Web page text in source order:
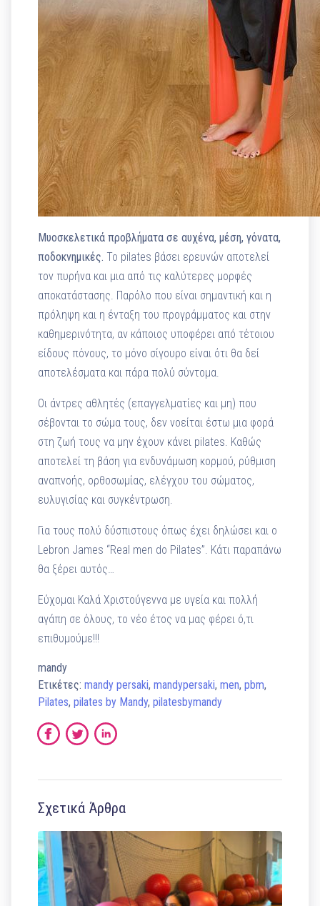
Μυοσκελετικά προβλήματα σε αυχένα, μέση, γόνατα,
ποδοκνημικές. Το pilates βάσει ερευνών αποτελεί
τον πυρήνα και μια από τις καλύτερες μορφές
αποκατάστασης. Παρόλο που είναι σημαντική και η
πρόληψη και η ένταξη του προγράμματος και στην
καθημερινότητα, αν κάποιος υποφέρει από τέτοιου
είδους πόνους, το μόνο σίγουρο είναι ότι θα δεί
αποτελέσματα και πάρα πολύ σύντομα.
Οι άντρες αθλητές (επαγγελματίες και μη) που
σέβονται το σώμα τους, δεν νοείται έστω μια φορά
στη ζωή τους να μην έχουν κάνει pilates. Καθώς
αποτελεί τη βάση για ενδυνάμωση κορμού, ρύθμιση
αναπνοής, ορθοσωμίας, ελέγχου του σώματος,
ευλυγισίας και συγκέντρωση.
Για τους πολύ δύσπιστους όπως έχει δηλώσει και ο
Lebron James “Real men do Pilates”. Κάτι παραπάνω
θα ξέρει αυτός…
Εύχομαι Καλά Χριστούγεννα με υγεία και πολλή
αγάπη σε όλους, το νέο έτος να μας φέρει ό,τι
επιθυμούμε!!!
mandy
Ετικέτες:mandy persaki,mandypersaki,men,pbm,
Pilates,pilates by Mandy,pilatesbymandy
Σχετικά Άρθρα